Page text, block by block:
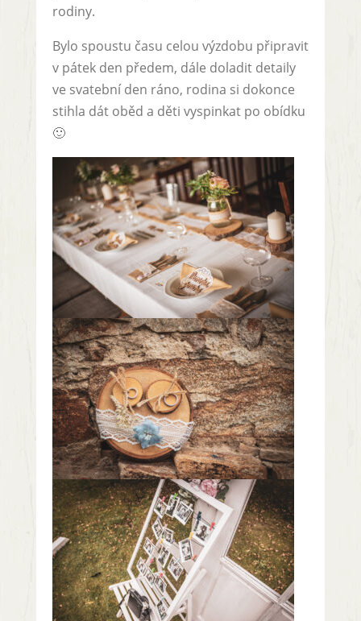
rodiny.
Bylo spoustu času celou výzdobu připravit
v pátek den předem, dále doladit detaily
ve svatební den ráno, rodina si dokonce
stihla dát oběd a děti vyspinkat po obídku
🙂